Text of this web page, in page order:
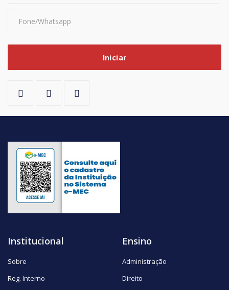
Iniciar
Institucional
Sobre
Reg. Interno
Ensino
Administração
Direito